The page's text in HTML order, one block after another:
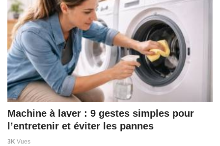
Machine à laver : 9 gestes simples pour
l’entretenir et éviter les pannes
3K Vues